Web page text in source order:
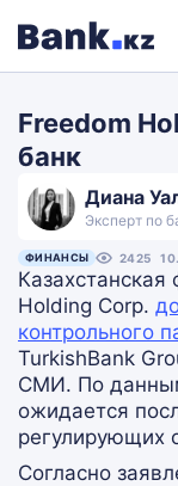
Freedom
банк
Диана
Эксперт по
ФИНАНСЫ 2425
Казахстанская
Holding Corp.
контрольного
TurkishBank
СМИ. По
ожидается
регулирующих
Согласно